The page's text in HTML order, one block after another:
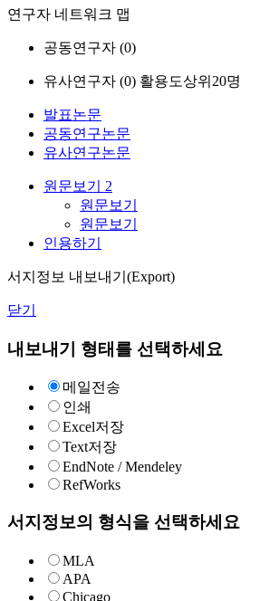
연구자 네트워크 맵
공동연구자 (0)
유사연구자 (0) 활용도상위20명
발표논문
공동연구논문
유사연구논문
원문보기 2
원문보기
원문보기
인용하기
서지정보 내보내기(Export)
닫기
내보내기 형태를 선택하세요
메일전송
인쇄
Excel저장
Text저장
EndNote / Mendeley
RefWorks
서지정보의 형식을 선택하세요
MLA
APA
Chicago